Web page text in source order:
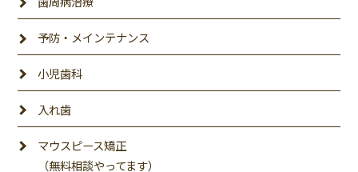
予防・メインテナンス
小児歯科
入れ歯
マウスピース矯正
（無料相談やってます）